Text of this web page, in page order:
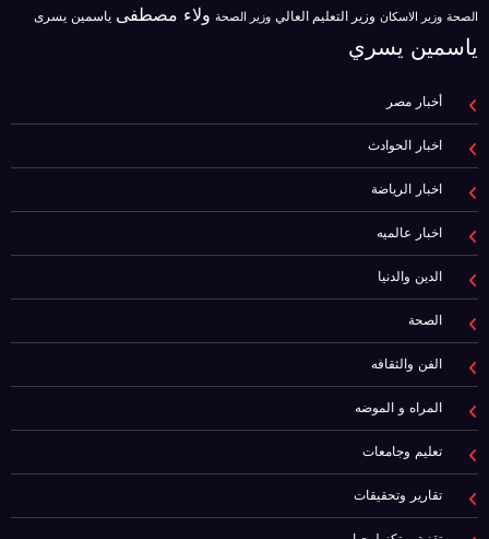
الصحة وزير الاسكان وزير التعليم العالي وزير الصحة ولاء مصطفى ياسمين يسرى
ياسمين يسري
أخبار مصر
اخبار الحوادث
اخبار الرياضة
اخبار عالميه
الدين والدنيا
الصحة
الفن والثقافه
المراه و الموضه
تعليم وجامعات
تقارير وتحقيقات